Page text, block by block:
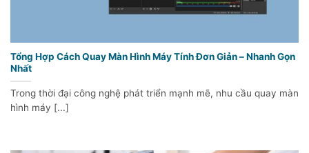
Tổng Hợp Cách Quay Màn Hình Máy Tính Đơn Giản – Nhanh Gọn
Nhất
Trong thời đại công nghệ phát triển mạnh mẽ, nhu cầu quay màn
hình máy [...]